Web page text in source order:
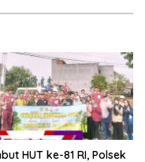
HUT ke-81 RI, Polsek